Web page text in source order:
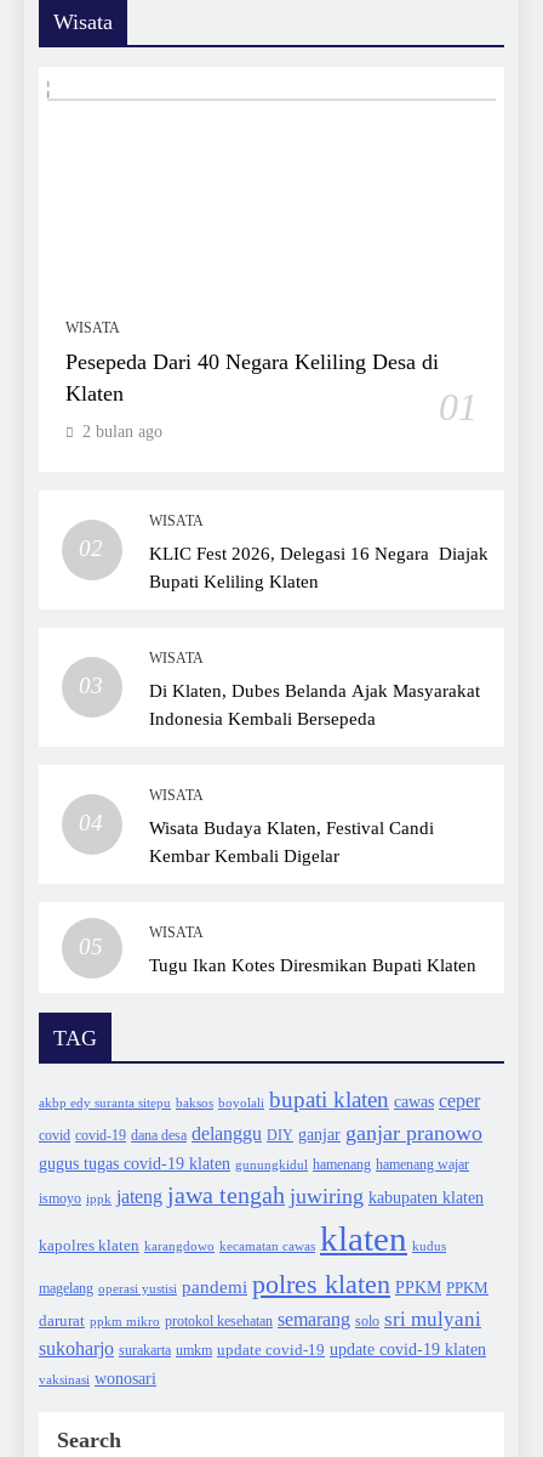
Wisata
WISATA
Pesepeda Dari 40 Negara Keliling Desa di
Klaten
01
2 bulan ago
02
WISATA
KLIC Fest 2026, Delegasi 16 Negara Diajak
Bupati Keliling Klaten
03
WISATA
Di Klaten, Dubes Belanda Ajak Masyarakat
Indonesia Kembali Bersepeda
04
WISATA
Wisata Budaya Klaten, Festival Candi
Kembar Kembali Digelar
05
WISATA
Tugu Ikan Kotes Diresmikan Bupati Klaten
TAG
akbp edy suranta sitepu baksos boyolali bupati klaten cawas ceper
covid covid-19 dana desa delanggu DIY ganjar ganjar pranowo
gugus tugas covid-19 klaten gunungkidul hamenang hamenang wajar
ismoyo ippk jateng jawa tengah juwiring kabupaten klaten
kapolres klaten karangdowo kecamatan cawas klaten kudus
magelang operasi yustisi pandemi polres klaten PPKM PPKM
darurat ppkm mikro protokol kesehatan semarang solo sri mulyani
sukoharjo surakarta umkm update covid-19 update covid-19 klaten
vaksinasi wonosari
Search